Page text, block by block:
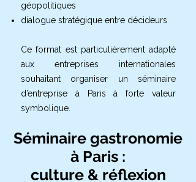
géopolitiques
dialogue stratégique entre décideurs
Ce format est particulièrement adapté
aux entreprises internationales
souhaitant organiser un séminaire
d’entreprise à Paris à forte valeur
symbolique.
Séminaire gastronomie
à Paris :
culture & réflexion